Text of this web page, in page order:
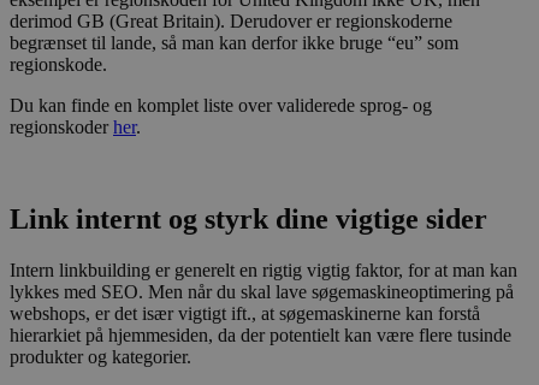
derimod GB (Great Britain). Derudover er regionskoderne
begrænset til lande, så man kan derfor ikke bruge “eu” som
regionskode.
Du kan finde en komplet liste over validerede sprog- og
regionskoderher.
Link internt og styrk dine vigtige sider
Intern linkbuilding er generelt en rigtig vigtig faktor, for at man kan
lykkes med SEO. Men når du skal lave søgemaskineoptimering på
webshops, er det især vigtigt ift., at søgemaskinerne kan forstå
hierarkiet på hjemmesiden, da der potentielt kan være flere tusinde
produkter og kategorier.